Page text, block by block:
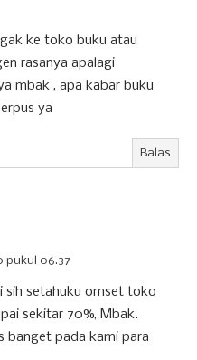
ke toko buku atau
rasanya apalagi
mbak , apa kabar buku
ya
Balas
pukul 06.37
sih setahuku omset toko
sekitar 70%, Mbak.
banget pada kami para